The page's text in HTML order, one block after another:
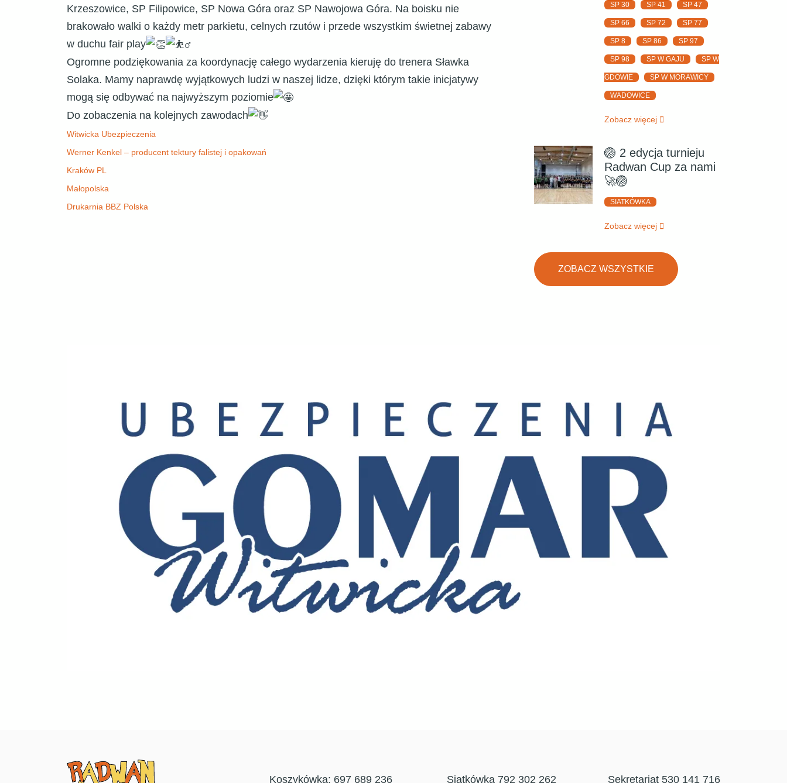
Krzeszowice, SP Filipowice, SP Nowa Góra oraz SP Nawojowa Góra. Na boisku nie
brakowało walki o każdy metr parkietu, celnych rzutów i przede wszystkim świetnej zabawy
w duchu fair play
​Ogromne podziękowania za koordynację całego wydarzenia kieruję do trenera Sławka
Solaka. Mamy naprawdę wyjątkowych ludzi w naszej lidze, dzięki którym takie inicjatywy
mogą się odbywać na najwyższym poziomie
​Do zobaczenia na kolejnych zawodach
Witwicka Ubezpieczenia
Werner Kenkel – producent tektury falistej i opakowań
Kraków PL
Małopolska
Drukarnia BBZ Polska
SP 30 SP 41 SP 47
SP 66 SP 72 SP 77
SP 8 SP 86 SP 97
SP 98 SP W GAJU SP W
GDOWIE SP W MORAWICY
WADOWICE
Zobacz więcej
🏐 2 edycja turnieju
Radwan Cup za nami
🚀🏐
SIATKÓWKA
Zobacz więcej
ZOBACZ WSZYSTKIE
Koszykówka: 697 689 236 Siatkówka 792 302 262 Sekretariat 530 141 716